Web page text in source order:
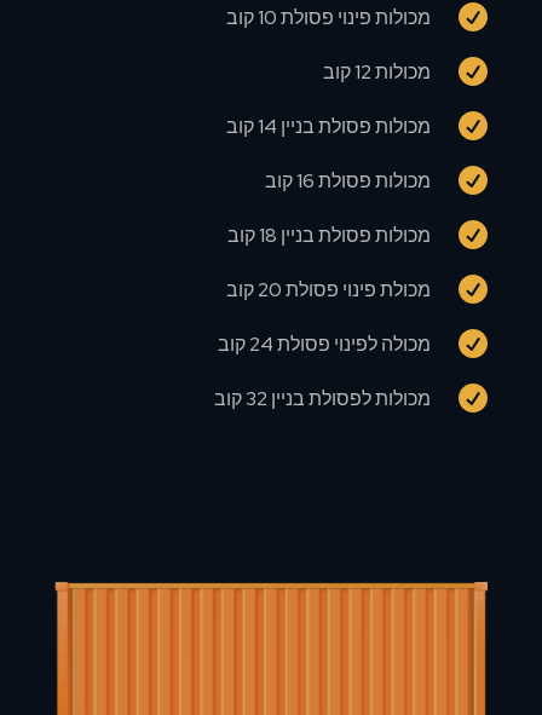
 מכולות פינוי פסולת 10 קוב
 מכולות 12 קוב
 מכולות פסולת בניין 14 קוב
 מכולות פסולת 16 קוב
 מכולות פסולת בניין 18 קוב
 מכולת פינוי פסולת 20 קוב
 מכולה לפינוי פסולת 24 קוב
 מכולות לפסולת בניין 32 קוב